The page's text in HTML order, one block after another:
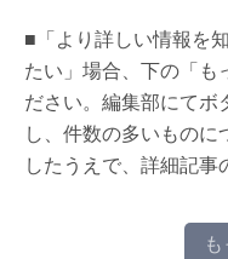
■「より詳しい情報を
たい」場合、下の「も
ださい。編集部にてボ
し、件数の多いもの
したうえで、詳細記事